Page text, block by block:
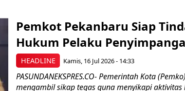
HEADLINE
Pemkot Pekanbaru Siap
Hukum Pelaku
Kamis, 16 Jul 2026 - 14:33
PASUNDANEKSPRES.CO- Pemerintah Kota
mengambil sikap tegas guna menyikapi aktivitas